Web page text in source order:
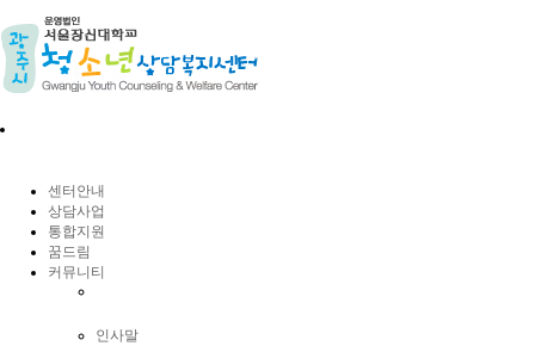
센터안내
상담사업
통합지원
꿈드림
커뮤니티
인사말